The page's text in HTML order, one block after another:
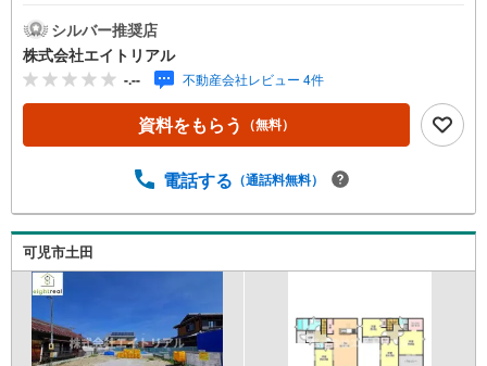
◇◆◇◆◇◆住宅購入のことなら【エイトリアル】の売買
仲介担当にお任せ下さい！「8」の末広がりと「∞」の無限
大の想いを込めて、「マイホームを持つ」というお客様の
夢の実現を全力でサポートします！まずはお気軽にご相談
ください。◇◆◇◆◇◆◇◆◇◆◇◆◇◆◇◆◇◆◇◆◆
物件探し 基本の流れ【総所要時間60分】●Step1 見学希望
によっては、日時の調整をお願いする場合もございますの
住宅相談会見学後、お客様のご要望やご予算などに関する
情報のヒアリングと弊社の簡単なご説明をさせていただき
ます。
シルバー推奨店
株式会社エイトリアル
-.-- 不動産会社レビュー 4件
資料をもらう （無料）
電話する （通話料無料）
可児市土田